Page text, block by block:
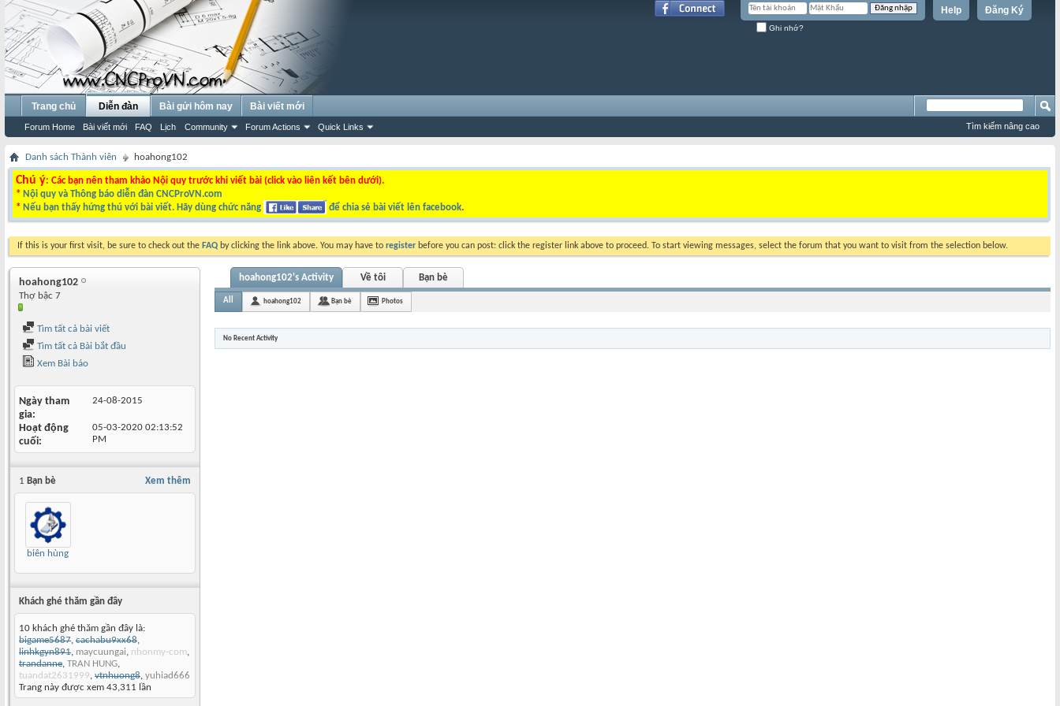
Đăng Ký
Help
Ghi nhớ?
Trang chủ Diễn đàn
Forum Home Bài viết mới FAQ Lịch Community Forum Actions Quick Links
Bài gửi hôm nay Bài viết mới
Tìm kiếm nâng cao
Danh sách Thành viên hoahong102
Chú ý: Các bạn nên tham khảo Nội quy trước khi viết bài (click vào liên kết bên dưới).
* Nội quy và Thông báo diễn đàn CNCProVN.com
* Nếu bạn thấy hứng thú với bài viết. Hãy dùng chức năng để chia sẻ bài viết lên facebook.
If this is your first visit, be sure to check out the FAQ by clicking the link above. You may have to register before you can post: click the register link above to proceed. To start viewing messages, select the forum that you want to visit from the selection below.
hoahong102
Thợ bậc 7
Tìm tất cả bài viết
Tìm tất cả Bài bắt đầu
Xem Bài báo
Ngày tham
gia
24-08-2015
Hoạt động
cuối
05-03-2020 02:13:52
PM
Xem thêm
1 Bạn bè
biên hùng
Khách ghé thăm gần đây
10 khách ghé thăm gần đây là:
bigame5687, cachabu9xx68,
linhkgyn891, maycuungai, nhonmy-com,
trandanne, TRAN HUNG,
tuandat2631999, vtnhuong8, yuhiad666
Trang này được xem 43,311 lần
hoahong102's Activity Về tôi Bạn bè
All hoahong102 Bạn bè Photos
No Recent Activity